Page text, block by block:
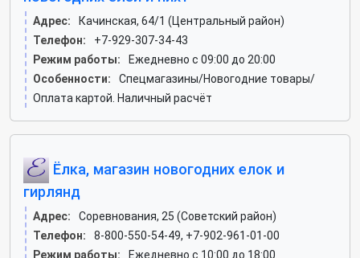
Адрес:
Качинская, 64/1 (Центральный район)
Телефон:
+7-929-307-34-43
Режим работы:
Ежедневно с 09:00 до 20:00
Особенности:
Спецмагазины/Новогодние товары/
Оплата картой. Наличный расчёт
Ёлка, магазин новогодних елок и
гирлянд
Адрес:
Соревнования, 25 (Советский район)
Телефон:
8-800-550-54-49, +7-902-961-01-00
Режим работы:
Ежедневно с 10:00 до 18:00